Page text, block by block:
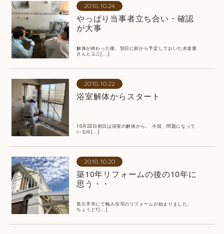
2018.10.24
やっぱり当事者立ち合い・確認
が大事
解体が終わった後、別日に前から予定しておいた水道屋
さんとユニ[...]
2018.10.22
浴室解体からスタート
10月22日初日は浴室の解体から。 今回、問題になって
いる出[...]
2018.10.20
築10年リフォームの後の10年に
思う・・
長久手市にて輸入住宅のリフォームが始まりました。
ちょうど1[...]